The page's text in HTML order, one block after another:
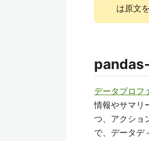
は原文
データプロフ
情報やサマリ
つ、アクショ
で、データデ